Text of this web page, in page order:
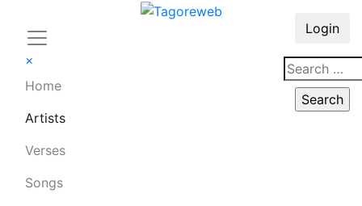
×
Home
Artists
Verses
Songs
Login